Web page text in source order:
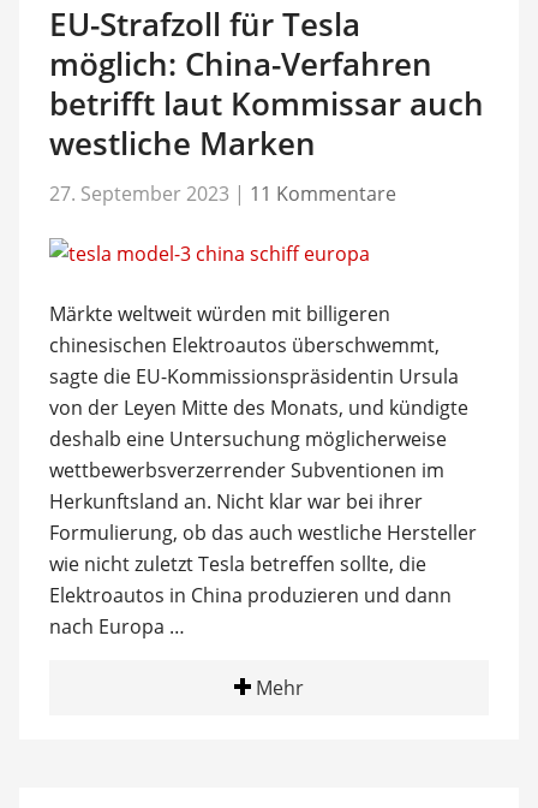
EU-Strafzoll für Tesla
möglich: China-Verfahren
betrifft laut Kommissar auch
westliche Marken
27. September 2023 | 11 Kommentare
Märkte weltweit würden mit billigeren
chinesischen Elektroautos überschwemmt,
sagte die EU-Kommissionspräsidentin Ursula
von der Leyen Mitte des Monats, und kündigte
deshalb eine Untersuchung möglicherweise
wettbewerbsverzerrender Subventionen im
Herkunftsland an. Nicht klar war bei ihrer
Formulierung, ob das auch westliche Hersteller
wie nicht zuletzt Tesla betreffen sollte, die
Elektroautos in China produzieren und dann
nach Europa …
Mehr